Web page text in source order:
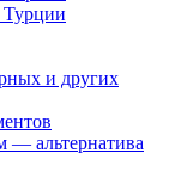
Турции
и других
— альтернатива